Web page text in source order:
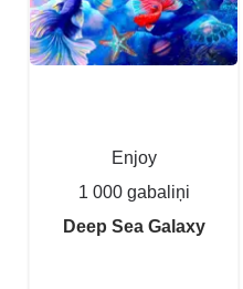
Enjoy
1 000 gabaliņi
Deep Sea Galaxy